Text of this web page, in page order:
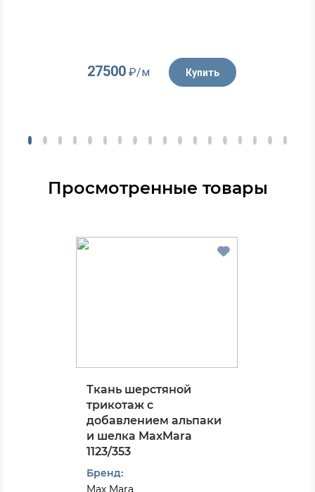
27500₽/м Купить
Просмотренные товары
Ткань шерстяной
трикотаж с
добавлением альпаки
и шелка MaxMara
1123/353
Бренд:
Max Mara